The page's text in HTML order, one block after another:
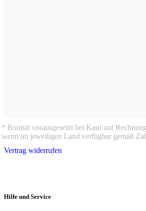
* Bonität vorausgesetzt bei Kauf auf
wenn im jeweiligen Land verfügbar gemäß
Vertrag widerrufen
Hilfe und Service